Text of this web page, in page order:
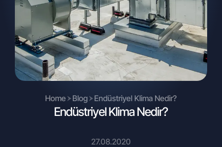
Home Blog Endüstriyel Klima Nedir?
Endüstriyel Klima Nedir?
27.08.2020
ve Hukuki Sebebi
Kişisel verileriniz, Şirketimiz tarafından
sunulan ürün ve hizmetlerin belirlenen
yasal çerçevede eksiksiz ve doğru bir
şekilde sunulabilmesi ve Şirketimizin
sözleşme ve yasadan doğan
yükümlülüklerini yerine getirebilmesi
elektronik ortamda toplanmaktadır.
Bu hukuki sebeple toplanan kişisel
belirtilen kişisel veri işleme şartları ve